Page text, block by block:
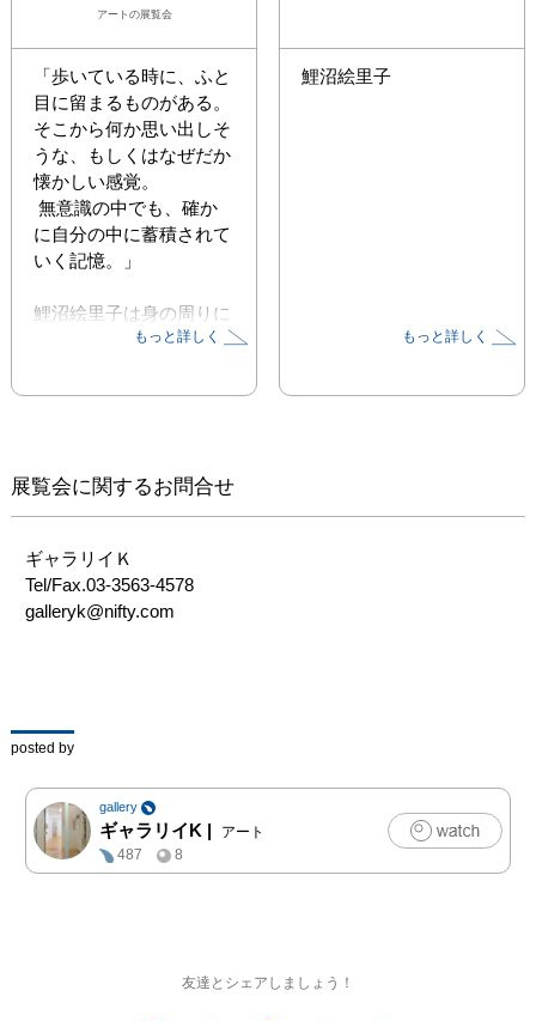
アート の展覧会
「歩いている時に、ふと
目に留まるものがある。
そこから何か思い出しそ
うな、もしくはなぜだか
懐かしい感覚。
無意識の中でも、確か
に自分の中に蓄積されて
いく記憶。」
鯉沼絵里子は身の周りに
ある小さなものごと、
ない時間をテーマとし
演劇に誘い込むような空
間を創り出します。それ
らは幼い頃から私たちの
心の底に沈んでいた記憶
を呼び起こし、生きてい
もっと詳しく
鯉沼絵里子
もっと詳しく
展覧会に関するお問合せ
ギャラリイＫ
Tel/Fax.03-3563-4578
galleryk@nifty.com
posted by
gallery
ギャラリイK |
アート
487
8
友達とシェアしましょう！